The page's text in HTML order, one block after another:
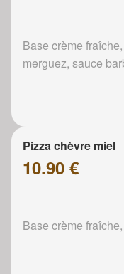
Base crème
merguez, sauce
Pizza chèvre miel
10.90 €
Base crème